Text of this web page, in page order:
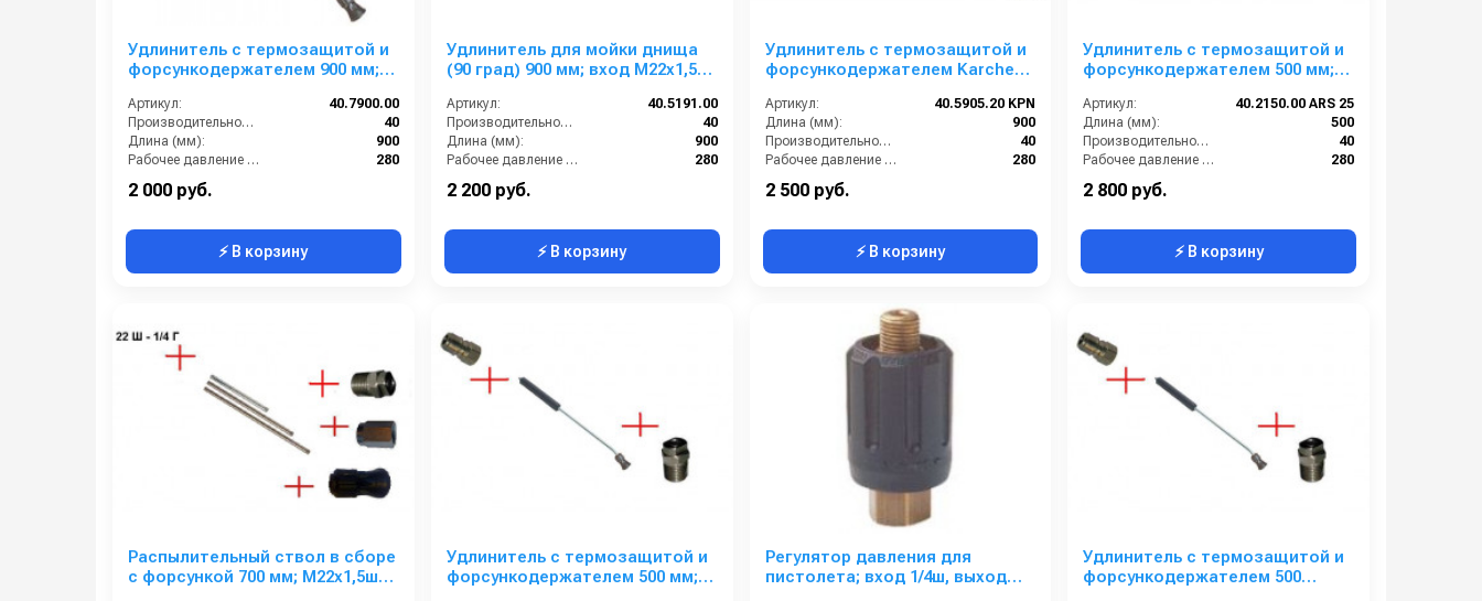
Удлинитель с термозащитой и
форсункодержателем 900 мм;
изогнутый.
Артикул:
40.7900.00
Производительность (л/мин):
40
Длина (мм):
900
Рабочее давление (бар):
280
2 000 руб.
⚡ В корзину
Удлинитель для мойки днища
(90 град) 900 мм; вход М22х1,5ш;
Артикул:
40.5191.00
Производительность (л/мин):
40
Длина (мм):
900
Рабочее давление (бар):
280
2 200 руб.
⚡ В корзину
Удлинитель с термозащитой и
форсункодержателем Karcher
под форс.
Артикул:
40.5905.20 KPN
Длина (мм):
900
Производительность (л/мин):
40
Рабочее давление (бар):
280
2 500 руб.
⚡ В корзину
Удлинитель с термозащитой и
форсункодержателем 500 мм;
Артикул:
40.2150.00 ARS 25
Длина (мм):
500
Производительность (л/мин):
40
Рабочее давление (бар):
280
2 800 руб.
⚡ В корзину
Распылительный ствол в сборе
с форсункой 700 мм; М22х1,5ш
Удлинитель с термозащитой и
форсункодержателем 500 мм;
Регулятор давления для
пистолета; вход 1/4ш, выход
Удлинитель с термозащитой и
форсункодержателем 500